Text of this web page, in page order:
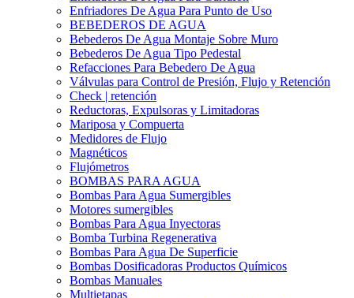
Enfriadores De Agua Para Punto de Uso
BEBEDEROS DE AGUA
Bebederos De Agua Montaje Sobre Muro
Bebederos De Agua Tipo Pedestal
Refacciones Para Bebedero De Agua
Válvulas para Control de Presión, Flujo y Retención
Check | retención
Reductoras, Expulsoras y Limitadoras
Mariposa y Compuerta
Medidores de Flujo
Magnéticos
Flujómetros
BOMBAS PARA AGUA
Bombas Para Agua Sumergibles
Motores sumergibles
Bombas Para Agua Inyectoras
Bomba Turbina Regenerativa
Bombas Para Agua De Superficie
Bombas Dosificadoras Productos Químicos
Bombas Manuales
Multietapas